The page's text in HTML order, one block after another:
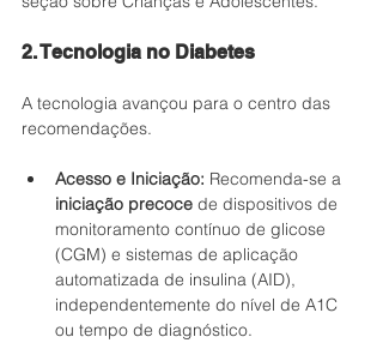
2. Tecnologia no Diabetes
A tecnologia avançou para o centro das
recomendações.
Acesso e Iniciação: Recomenda-se a
iniciação precoce de dispositivos de
monitoramento contínuo de glicose
(CGM) e sistemas de aplicação
automatizada de insulina (AID),
independentemente do nível de A1C
ou tempo de diagnóstico.